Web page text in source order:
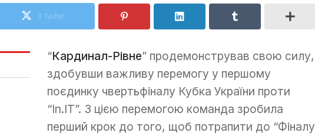
X Twitter
“Кардинал-Рівне” продемонстрував свою силу,
здобувши важливу перемогу у першому
поєдинку чвертьфіналу Кубка України проти
“In.IT”. З цією перемогою команда зробила
перший крок до того, щоб потрапити до “Фіналу